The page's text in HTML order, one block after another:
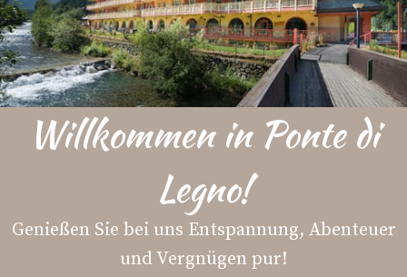
Willkommen in Ponte di
Legno!
Genießen Sie bei uns Entspannung, Abenteuer
und Vergnügen pur!